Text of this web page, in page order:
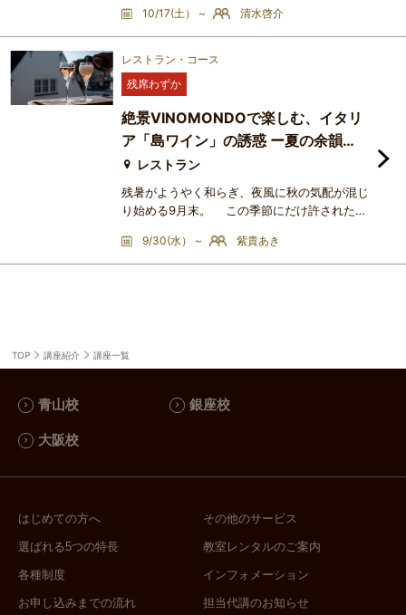
活を初めて4年目の清水啓介講師が、信州&諏
訪の魅力をとことんご紹介いたします！本講座
では、前日に清水啓介講師が長野のチーズ工房
を巡り調達したチーズを、下諏訪の長崎酒店様
の諏訪湖が一望できるテイスティングスペース
で、信州ワインと信州チーズのペアリングをお
楽しみいただきます。
10/17(土） ~ 清水啓介
レストラン・コース
残席わずか
絶景VINOMONDOで楽しむ、イタリ
ア「島ワイン」の誘惑 ー夏の余韻
と、地中海の風とー
レストラン
残暑がようやく和らぎ、夜風に秋の気配が混じ
り始める9月末。 この季節にだけ許された、
出して、グラス一杯でイタリアの美しい島々へ
——。舞台は、東京のウォーターフロント。会
目する「
9/30(水） ~ 紫貴あき
TOP 講座紹介 講座一覧
青山校 銀座校
大阪校
はじめての方へ
選ばれる5つの特長
各種制度
お申し込みまでの流れ
その他のサービス
教室レンタルのご案内
インフォメーション
担当代講のお知らせ